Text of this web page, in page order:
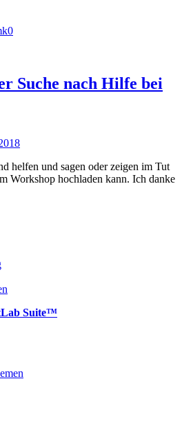
Suche nach Hilfe bei
helfen und sagen oder zeigen im Tut
Workshop hochladen kann. Ich danke
Suite™